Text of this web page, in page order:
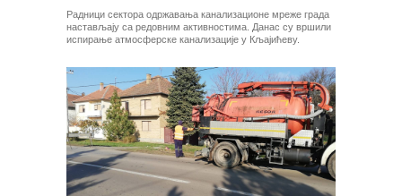
Радници сектора одржавања канализационе мреже града
настављају са редовним активностима. Данас су вршили
испирање атмосферске канализације у Кљајићеву.